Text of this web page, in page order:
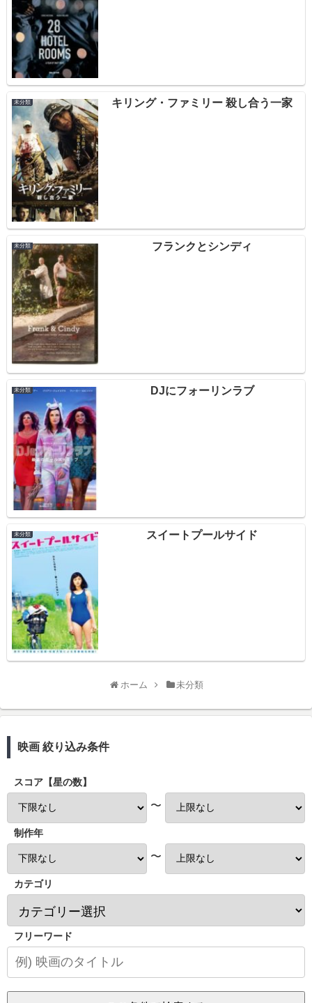
未分類 キリング・ファミリー 殺し合う一家
未分類 フランクとシンディ
未分類 DJにフォーリンラブ
未分類 スイートプールサイド
ホーム 未分類
映画 絞り込み条件
スコア【星の数】
〜
制作年
〜
カテゴリ
フリーワード